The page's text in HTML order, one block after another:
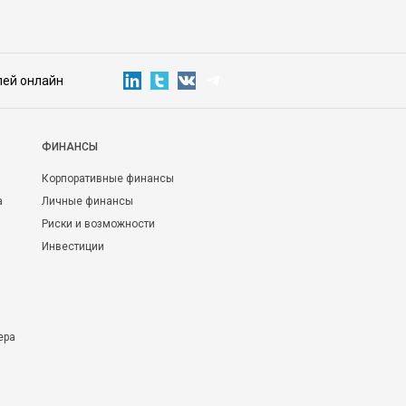
онлайн
ФИНАНСЫ
Корпоративные финансы
Личные финансы
Риски и возможности
Инвестиции